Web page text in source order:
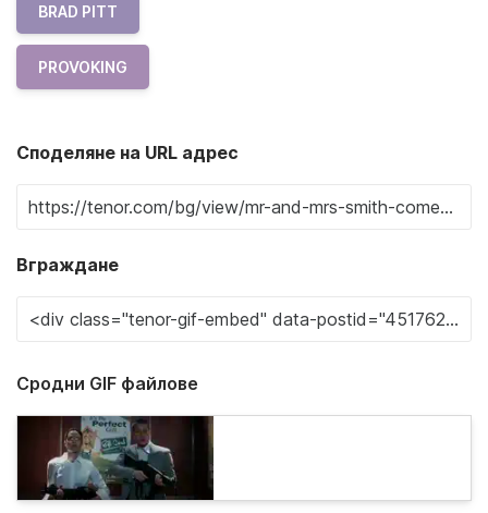
BRAD PITT
PROVOKING
Споделяне на URL адрес
Вграждане
Сродни GIF файлове